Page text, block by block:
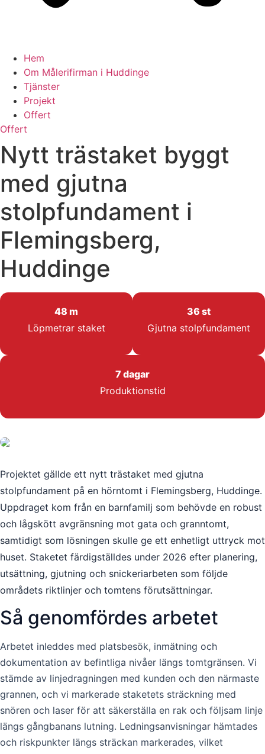
Hem
Om Målerifirman i Huddinge
Tjänster
Projekt
Offert
Offert
Nytt trästaket byggt
med gjutna
stolpfundament i
Flemingsberg,
Huddinge
48 m
Löpmetrar staket
36 st
Gjutna stolpfundament
7 dagar
Produktionstid
Projektet gällde ett nytt trästaket med gjutna
stolpfundament på en hörntomt i Flemingsberg, Huddinge.
Uppdraget kom från en barnfamilj som behövde en robust
och lågskött avgränsning mot gata och granntomt,
samtidigt som lösningen skulle ge ett enhetligt uttryck mot
huset. Staketet färdigställdes under 2026 efter planering,
utsättning, gjutning och snickeriarbeten som följde
områdets riktlinjer och tomtens förutsättningar.
Så genomfördes arbetet
Arbetet inleddes med platsbesök, inmätning och
dokumentation av befintliga nivåer längs tomtgränsen. Vi
stämde av linjedragningen med kunden och den närmaste
grannen, och vi markerade staketets sträckning med
snören och laser för att säkerställa en rak och följsam linje
längs gångbanans lutning. Ledningsanvisningar hämtades
och riskpunkter längs sträckan markerades, vilket